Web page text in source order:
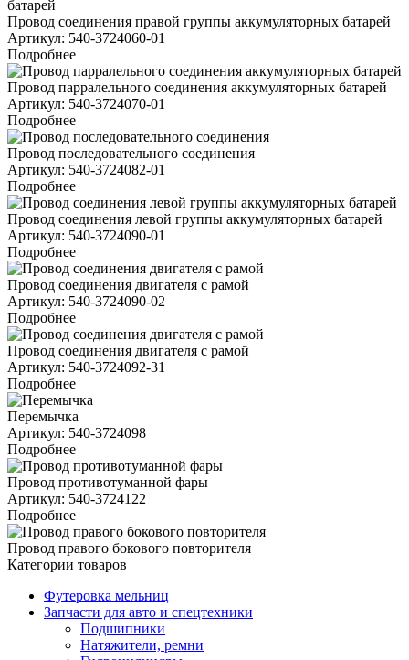
Провод соединения правой группы аккумуляторных батарей
Артикул: 540-3724060-01
Подробнее
Провод парралельного соединения аккумуляторных батарей
Артикул: 540-3724070-01
Подробнее
Провод последовательного соединения
Артикул: 540-3724082-01
Подробнее
Провод соединения левой группы аккумуляторных батарей
Артикул: 540-3724090-01
Подробнее
Провод соединения двигателя с рамой
Артикул: 540-3724090-02
Подробнее
Провод соединения двигателя с рамой
Артикул: 540-3724092-31
Подробнее
Перемычка
Артикул: 540-3724098
Подробнее
Провод противотуманной фары
Артикул: 540-3724122
Подробнее
Провод правого бокового повторителя
Категории товаров
Футеровка мельниц
Запчасти для авто и спецтехники
Подшипники
Натяжители, ремни